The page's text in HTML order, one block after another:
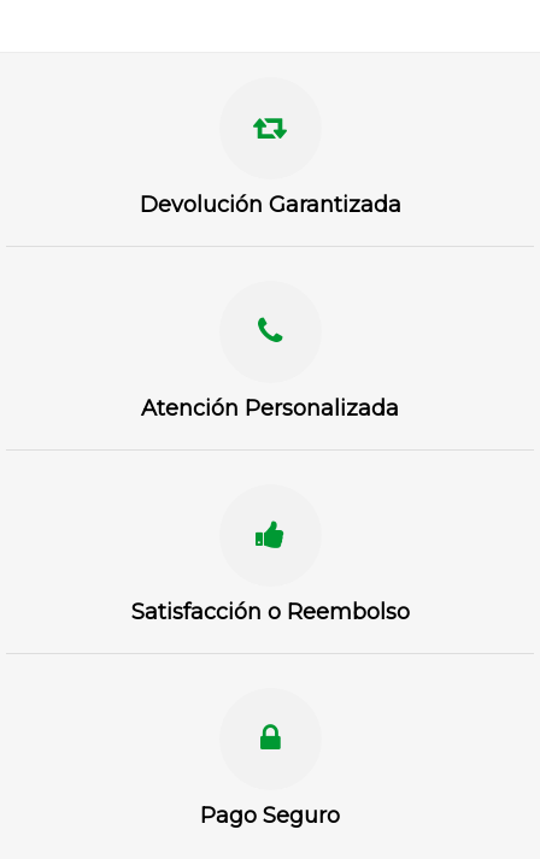
Devolución Garantizada
Atención Personalizada
Satisfacción o Reembolso
Pago Seguro